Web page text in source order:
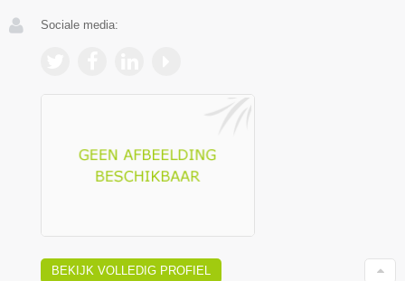
Sociale media:
BEKIJK VOLLEDIG PROFIEL